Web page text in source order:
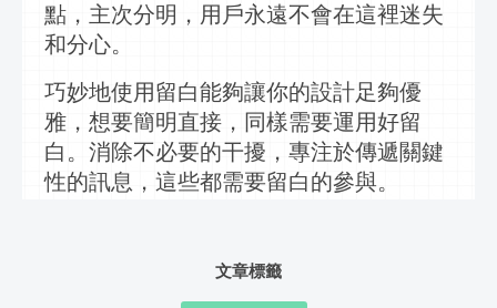
點，主次分明，用戶永遠不會在這裡迷失
和分心。
巧妙地使用留白能夠讓你的設計足夠優
雅，想要簡明直接，同樣需要運用好留
白。消除不必要的干擾，專注於傳遞關鍵
性的訊息 ，這些都需要留白的參與。
文章標籤